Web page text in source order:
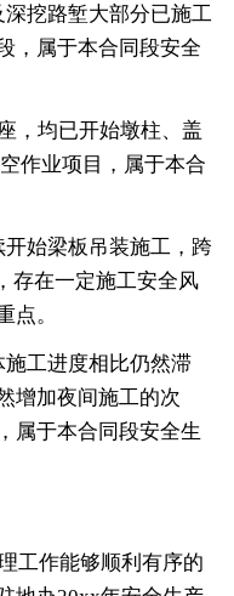
挖路堑大部分已施工
，属于本合同段安全
，均已开始墩柱、盖
作业项目，属于本合
始梁板吊装施工，跨
存在一定施工安全风
点。
工进度相比仍然滞
增加夜间施工的次
属于本合同段安全生
工作能够顺利有序的